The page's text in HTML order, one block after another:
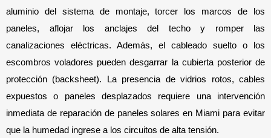
aluminio del sistema de montaje, torcer los marcos de los
paneles, aflojar los anclajes del techo y romper las
canalizaciones eléctricas. Además, el cableado suelto o los
escombros voladores pueden desgarrar la cubierta posterior de
protección (backsheet). La presencia de vidrios rotos, cables
expuestos o paneles desplazados requiere una intervención
inmediata de reparación de paneles solares en Miami para evitar
que la humedad ingrese a los circuitos de alta tensión.